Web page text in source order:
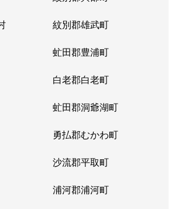
紋別郡雄武町
虻田郡豊浦町
白老郡白老町
虻田郡洞爺湖町
勇払郡むかわ町
沙流郡平取町
浦河郡浦河町